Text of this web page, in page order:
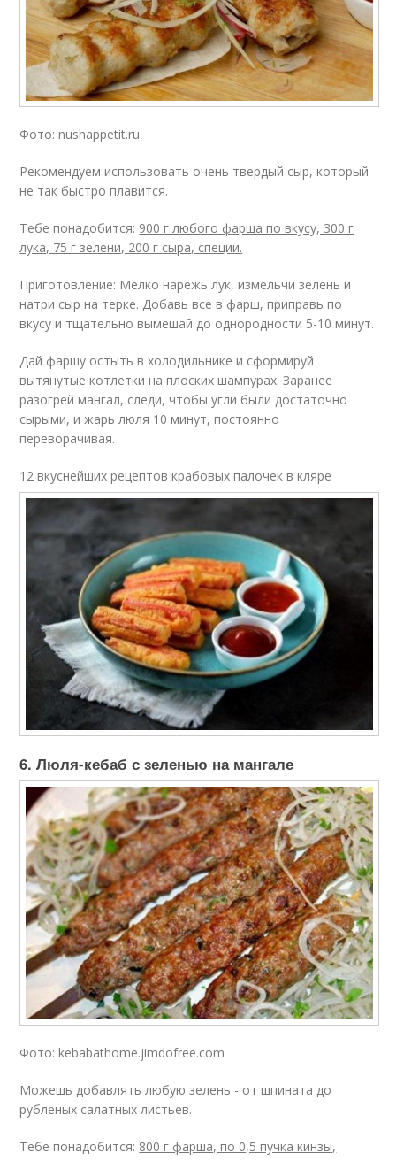
Фото: nushappetit.ru
Рекомендуем использовать очень твердый сыр, который
не так быстро плавится.
Тебе понадобится: 900 г любого фарша по вкусу, 300 г
лука, 75 г зелени, 200 г сыра, специи.
Приготовление: Мелко нарежь лук, измельчи зелень и
натри сыр на терке. Добавь все в фарш, приправь по
вкусу и тщательно вымешай до однородности 5-10 минут.
Дай фаршу остыть в холодильнике и сформируй
вытянутые котлетки на плоских шампурах. Заранее
разогрей мангал, следи, чтобы угли были достаточно
сырыми, и жарь люля 10 минут, постоянно
переворачивая.
12 вкуснейших рецептов крабовых палочек в кляре
6. Люля-кебаб с зеленью на мангале
Фото: kebabathome.jimdofree.com
Можешь добавлять любую зелень - от шпината до
рубленых салатных листьев.
Тебе понадобится: 800 г фарша, по 0,5 пучка кинзы,